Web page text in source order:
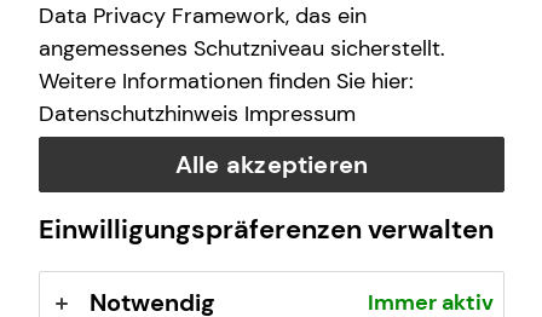
Immobilienfinanzierung berechnen
Ich unterstütze dich gerne dabei, deinen Traum vom
Eigenheim zu verwirklichen.​​​
Mehr erfahren
Data Privacy Framework, das ein
angemessenes Schutzniveau sicherstellt.
Weitere Informationen finden Sie hier:
Datenschutzhinweis Impressum
Alle akzeptieren
Einwilligungspräferenzen verwalten
Notwendig Immer aktiv